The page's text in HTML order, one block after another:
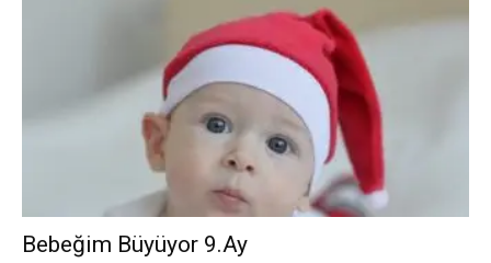
Bebeğim Büyüyor 9.Ay